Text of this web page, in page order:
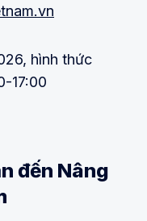
hình thức
17:00
đến Nâng